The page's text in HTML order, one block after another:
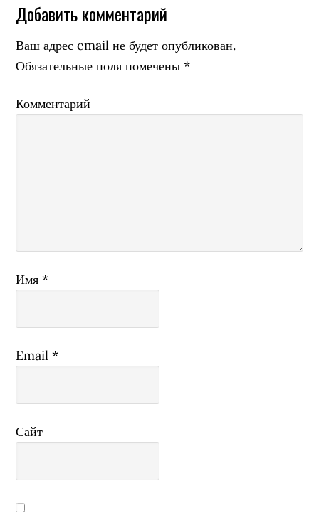
Добавить комментарий
Ваш адрес email не будет опубликован.
Обязательные поля помечены*
Комментарий
Имя*
Email*
Сайт